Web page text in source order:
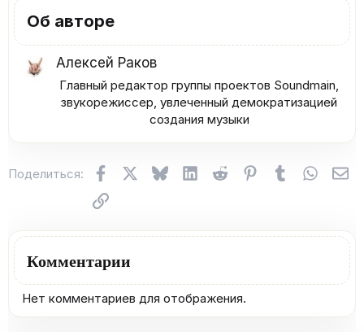
Об авторе
Алексей Раков
Главный редактор группы проектов Soundmain,
звукорежиссер, увлеченный демократизацией
создания музыки​
Поделиться: FacebookX (Twitter)
BlueskyLinkedInReddit Pinterest
Tumblr
Ссылка
Комментарии
Нет комментариев для отображения.